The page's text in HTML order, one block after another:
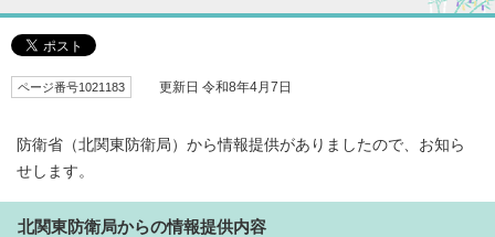
ページ番号1021183 更新日 令和8年4月7日
防衛省（北関東防衛局）から情報提供がありましたので、お知ら
せします。
北関東防衛局からの情報提供内容